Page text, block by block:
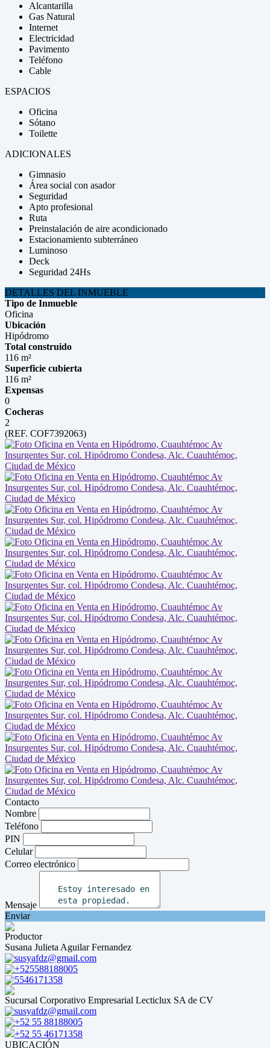
Alcantarilla
Gas Natural
Internet
Electricidad
Pavimento
Teléfono
Cable
ESPACIOS
Oficina
Sótano
Toilette
ADICIONALES
Gimnasio
Área social con asador
Seguridad
Apto profesional
Ruta
Preinstalación de aire acondicionado
Estacionamiento subterráneo
Luminoso
Deck
Seguridad 24Hs
DETALLES DEL INMUEBLE
Tipo de Inmueble
Oficina
Ubicación
Hipódromo
Total construido
116 m²
Superficie cubierta
116 m²
Expensas
0
Cocheras
2
(REF. COF7392063)
Contacto
Nombre
Teléfono
PIN
Celular
Correo electrónico
Mensaje
Enviar
Productor
Susana Julieta Aguilar Fernandez
susyafdz@gmail.com
+525588188005
5546171358
Sucursal Corporativo Empresarial Lecticlux SA de CV
susyafdz@gmail.com
+52 55 88188005
+52 55 46171358
UBICACIÓN